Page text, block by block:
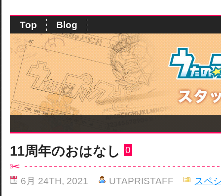
Top Blog
11周年のおはなし 0
6月 24TH, 2021 UTAPRISTAFF スペ